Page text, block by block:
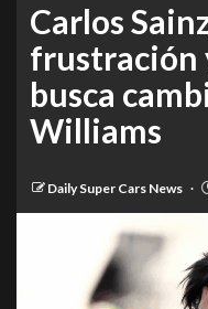
Carlos
frustración
busca
Williams
Daily Super Cars News